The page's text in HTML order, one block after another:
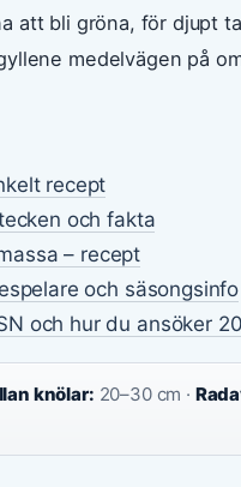
att bli gröna, för djupt
medelvägen på
recept
och fakta
– recept
och säsongsinfo
och hur du ansöker
knölar: 20–30 cm ·